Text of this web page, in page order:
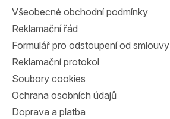
Všeobecné obchodní podmínky
Reklamační řád
Formulář pro odstoupení od smlouvy
Reklamační protokol
Soubory cookies
Ochrana osobních údajů
Doprava a platba